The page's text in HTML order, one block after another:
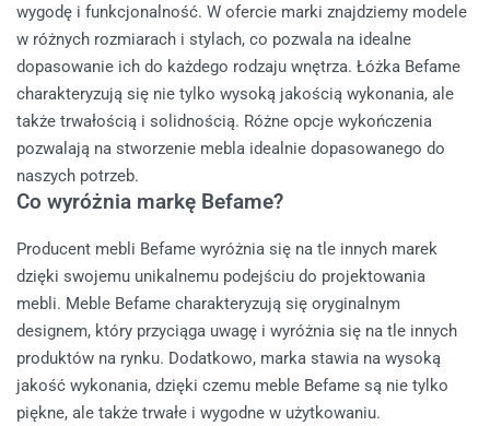
wygodę i funkcjonalność. W ofercie marki znajdziemy modele
w różnych rozmiarach i stylach, co pozwala na idealne
dopasowanie ich do każdego rodzaju wnętrza. Łóżka Befame
charakteryzują się nie tylko wysoką jakością wykonania, ale
także trwałością i solidnością. Różne opcje wykończenia
pozwalają na stworzenie mebla idealnie dopasowanego do
naszych potrzeb.
Co wyróżnia markę Befame?
Producent mebli Befame wyróżnia się na tle innych marek
dzięki swojemu unikalnemu podejściu do projektowania
mebli. Meble Befame charakteryzują się oryginalnym
designem, który przyciąga uwagę i wyróżnia się na tle innych
produktów na rynku. Dodatkowo, marka stawia na wysoką
jakość wykonania, dzięki czemu meble Befame są nie tylko
piękne, ale także trwałe i wygodne w użytkowaniu.